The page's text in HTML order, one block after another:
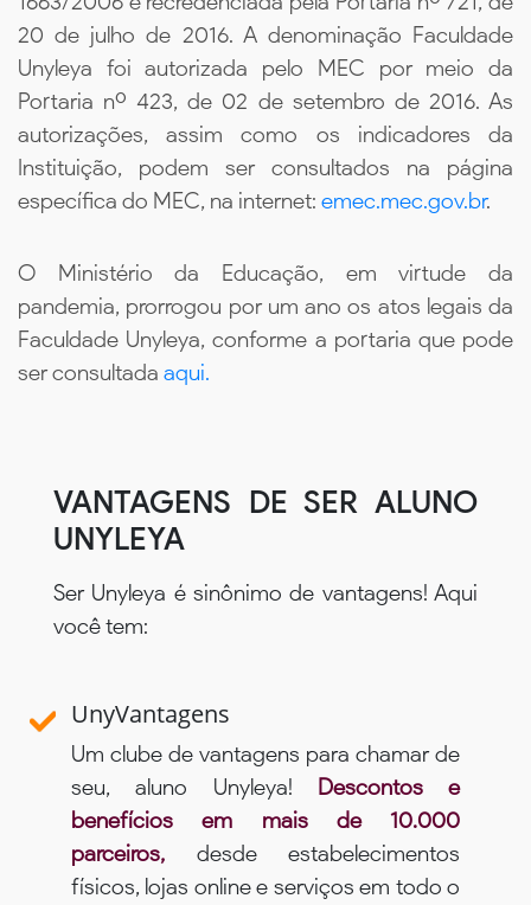
20 de julho de 2016. A denominação Faculdade
Unyleya foi autorizada pelo MEC por meio da
Portaria nº 423, de 02 de setembro de 2016. As
autorizações, assim como os indicadores da
Instituição, podem ser consultados na página
específica do MEC, na internet: emec.mec.gov.br.
O Ministério da Educação, em virtude da
pandemia, prorrogou por um ano os atos legais da
Faculdade Unyleya, conforme a portaria que pode
ser consultada aqui.
VANTAGENS DE SER ALUNO
UNYLEYA
Ser Unyleya é sinônimo de vantagens! Aqui
você tem:
UnyVantagens
Um clube de vantagens para chamar de
seu, aluno Unyleya! Descontos e
benefícios em mais de 10.000
parceiros, desde estabelecimentos
físicos, lojas online e serviços em todo o